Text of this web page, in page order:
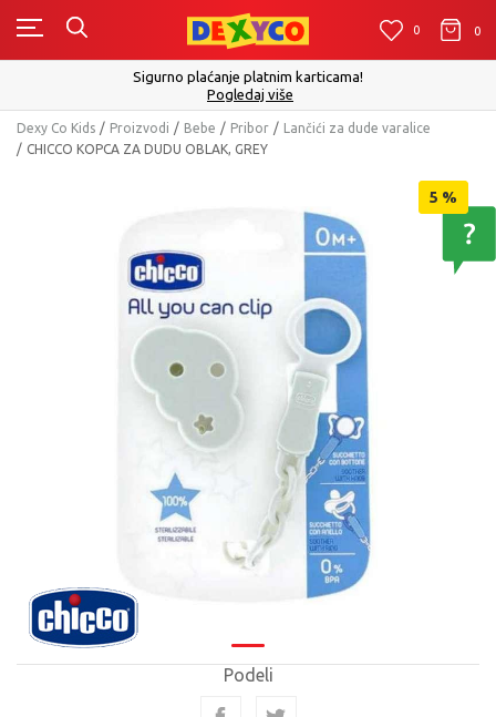
0 0
Sigurno plaćanje platnim karticama!
Pogledaj više
Dexy Co Kids Proizvodi Bebe Pribor
Lančići za dude varalice
CHICCO KOPCA ZA DUDU OBLAK, GREY
5 %
Podeli